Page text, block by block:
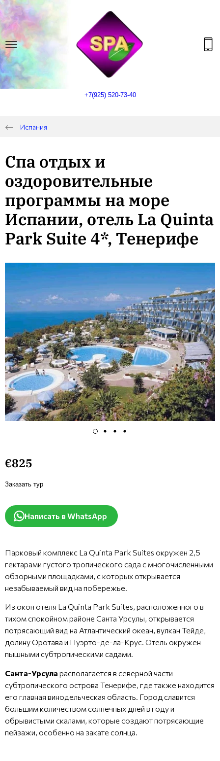
+7(925) 520-73-40
Испания
Спа отдых и
оздоровительные
программы на море
Испании, отель La Quinta
Park Suite 4*, Тенерифе
€825
Заказать тур
Написать в WhatsApp
Парковый комплекс La Quinta Park Suites окружен 2,5
гектарами густого тропического сада с многочисленными
обзорными площадками, с которых открывается
незабываемый вид на побережье.
Из окон отеля La Quinta Park Suites, расположенного в
тихом спокойном районе Санта Урсулы, открывается
потрясающий вид на Атлантический океан, вулкан Тейде,
долину Оротава и Пуэрто-де-ла-Крус. Отель окружен
пышными субтропическими садами.
Санта-Урсула располагается в северной части
субтропического острова Тенерифе, где также находится
его главная винодельческая область. Город славится
большим количеством солнечных дней в году и
обрывистыми скалами, которые создают потрясающие
пейзажи, особенно на закате солнца.